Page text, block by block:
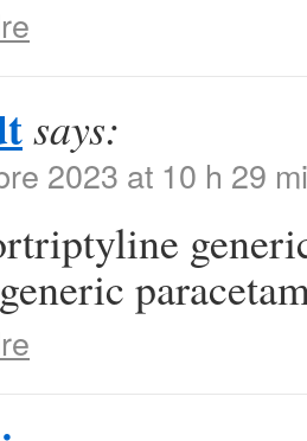
says:
2023 at 10 h 29